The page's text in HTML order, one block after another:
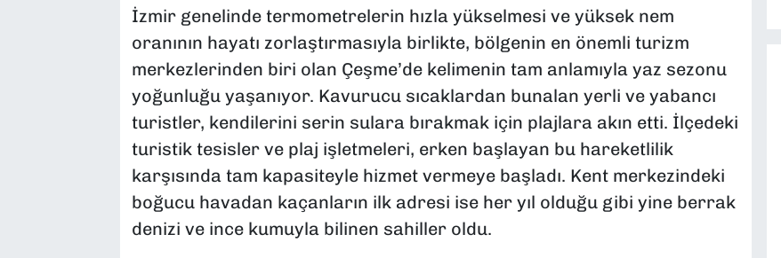
İzmir genelinde termometrelerin hızla yükselmesi ve yüksek nem
oranının hayatı zorlaştırmasıyla birlikte, bölgenin en önemli turizm
merkezlerinden biri olan Çeşme’de kelimenin tam anlamıyla yaz sezonu
yoğunluğu yaşanıyor. Kavurucu sıcaklardan bunalan yerli ve yabancı
turistler, kendilerini serin sulara bırakmak için plajlara akın etti. İlçedeki
turistik tesisler ve plaj işletmeleri, erken başlayan bu hareketlilik
karşısında tam kapasiteyle hizmet vermeye başladı. Kent merkezindeki
boğucu havadan kaçanların ilk adresi ise her yıl olduğu gibi yine berrak
denizi ve ince kumuyla bilinen sahiller oldu.